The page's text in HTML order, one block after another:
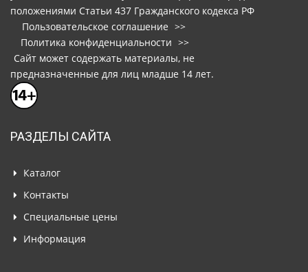
положениями Статьи 437 Гражданского кодекса РФ
Пользовательское соглашение >>
Политика конфиденциальности >>
Сайт может содержать материалы, не
предназначенные для лиц младше 14 лет.
РАЗДЕЛЫ САЙТА
Каталог
Контакты
Специальные цены
Информация